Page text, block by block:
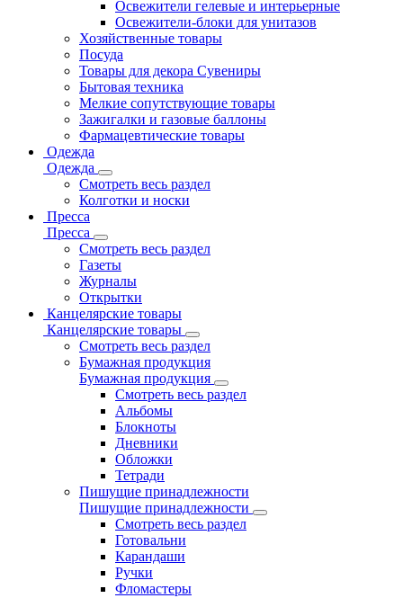
Освежители гелевые и интерьерные
Освежители-блоки для унитазов
Хозяйственные товары
Посуда
Товары для декора Сувениры
Бытовая техника
Мелкие сопутствующие товары
Зажигалки и газовые баллоны
Фармацевтические товары
Одежда
Одежда
Смотреть весь раздел
Колготки и носки
Пресса
Пресса
Смотреть весь раздел
Газеты
Журналы
Открытки
Канцелярские товары
Канцелярские товары
Смотреть весь раздел
Бумажная продукция
Бумажная продукция
Смотреть весь раздел
Альбомы
Блокноты
Дневники
Обложки
Тетради
Пишущие принадлежности
Пишущие принадлежности
Смотреть весь раздел
Готовальни
Карандаши
Ручки
Фломастеры